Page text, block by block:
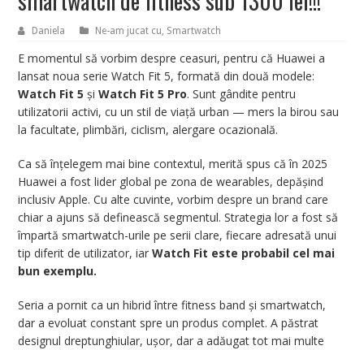
Daniela Ne-am jucat cu, Smartwatch
E momentul să vorbim despre ceasuri, pentru că Huawei a
lansat noua serie Watch Fit 5, formată din două modele:
Watch Fit 5 șiWatch Fit 5 Pro. Sunt gândite pentru
utilizatorii activi, cu un stil de viață urban — mers la birou sau
la facultate, plimbări, ciclism, alergare ocazională.
Ca să înțelegem mai bine contextul, merită spus că în 2025
Huawei a fost lider global pe zona de wearables, depășind
inclusiv Apple. Cu alte cuvinte, vorbim despre un brand care
chiar a ajuns să definească segmentul. Strategia lor a fost să
împartă smartwatch-urile pe serii clare, fiecare adresată unui
tip diferit de utilizator, iarWatch Fit este probabil cel mai
bun exemplu.
Seria a pornit ca un hibrid între fitness band și smartwatch,
dar a evoluat constant spre un produs complet. A păstrat
designul dreptunghiular, ușor, dar a adăugat tot mai multe